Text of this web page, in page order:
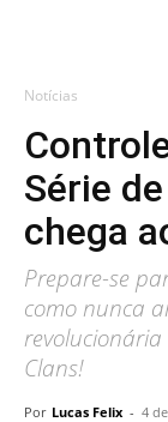
Notícias
Série
chega
Prepare-se
como nunca
Clans!
Por Lucas Felix - 4